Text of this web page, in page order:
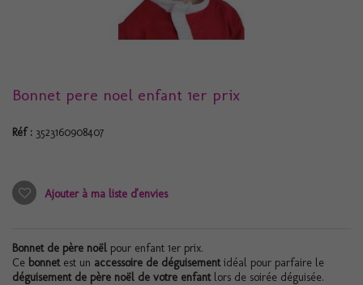
Bonnet pere noel enfant 1er prix
Réf : 3523160908407
Ajouter à ma liste d'envies
Bonnet de père noël pour enfant 1er prix.
Ce bonnetest un accessoire de déguisementidéal pour parfaire le
déguisement de père noël de votre enfantlors de soirée déguisée.